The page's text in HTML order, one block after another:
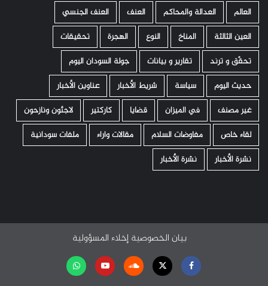
العالم
العدالة والمحاكم العنف
العنف الجنسي
العين الثالثة
المناخ النوع الهجرة
تحقيقات
تحقّق و ترند
تقارير و بيانات
جولة السودان اليوم
حديث اليوم
سياسة شريط الأخبار
عناوين الأخبار
غير مصنف
في الميزان قضايا كاركتير
لاجئون ونازحون
لقاء خاص
مفاوضات السلام مقالات واراء
ملفات سودانية
نشرة الأخبار
نشرة الأخبار
بيان الخصوصية إخلاء المسؤولية
Facebook
Twitter
Soundcloud
Youtubeتابعنا